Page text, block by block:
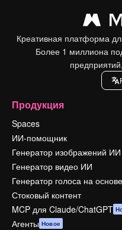
Креативная платформа
Более 1 миллиона
Продукция
Spaces
ИИ-помощник
Генератор изображений ИИ
Генератор видео ИИ
Генератор голоса на
Стоковый контент
MCP для Claude/ChatGPT
Агенты Новое